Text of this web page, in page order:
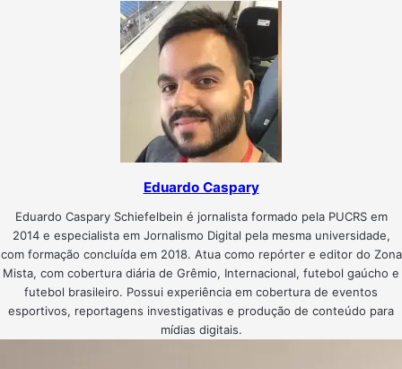
Eduardo Caspary
Eduardo Caspary Schiefelbein é jornalista formado pela PUCRS em
2014 e especialista em Jornalismo Digital pela mesma universidade,
com formação concluída em 2018. Atua como repórter e editor do Zona
Mista, com cobertura diária de Grêmio, Internacional, futebol gaúcho e
futebol brasileiro. Possui experiência em cobertura de eventos
esportivos, reportagens investigativas e produção de conteúdo para
mídias digitais.